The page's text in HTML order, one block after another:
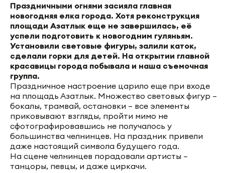
Праздничными огнями засияла главная
новогодняя елка города. Хотя реконструкция
площади Азатлык еще не завершилась, её
успели подготовить к новогодним гуляньям.
Установили световые фигуры, залили каток,
сделали горки для детей. На открытии главной
красавицы города побывала и наша съемочная
группа.
Праздничное настроение царило еще при входе
на площадь Азатлык. Множество световых фигур –
бокалы, трамвай, остановки – все элементы
приковывают взгляды, пройти мимо не
сфотографировавшись не получалось у
большинства челнинцев. На праздник привели
даже настоящий символа будущего года.
На сцене челнинцев порадовали артисты –
танцоры, певцы, и даже циркачи.